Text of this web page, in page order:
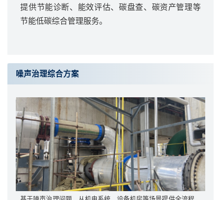
提供节能诊断、能效评估、碳盘查、碳资产管理等
节能低碳综合管理服务。
噪声治理综合方案
基于噪声治理问题，从机电系统、设备机房等场景提供全流程、